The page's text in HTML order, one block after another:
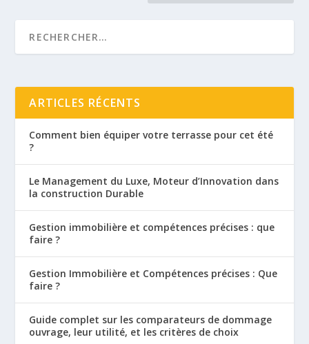
ARTICLES RÉCENTS
Comment bien équiper votre terrasse pour cet été
?
Le Management du Luxe, Moteur d’Innovation dans
la construction Durable
Gestion immobilière et compétences précises : que
faire ?
Gestion Immobilière et Compétences précises : Que
faire ?
Guide complet sur les comparateurs de dommage
ouvrage, leur utilité, et les critères de choix